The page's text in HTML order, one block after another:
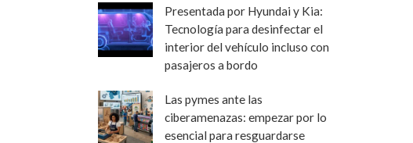
Presentada por Hyundai y Kia:
Tecnología para desinfectar el
interior del vehículo incluso con
pasajeros a bordo
Las pymes ante las
ciberamenazas: empezar por lo
esencial para resguardarse